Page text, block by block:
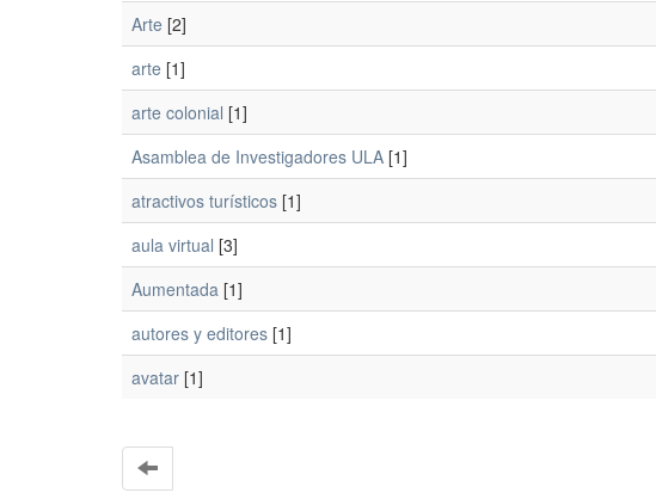
Arte [2]
arte [1]
arte colonial [1]
Asamblea de Investigadores ULA [1]
atractivos turísticos [1]
aula virtual [3]
Aumentada [1]
autores y editores [1]
avatar [1]